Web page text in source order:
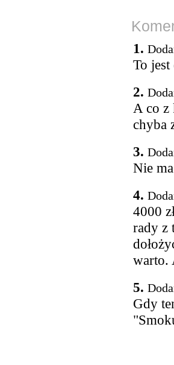
1.
To
2.
A co z
chyba
3.
Nie
4.
4000
rady z
warto.
5.
Gdy